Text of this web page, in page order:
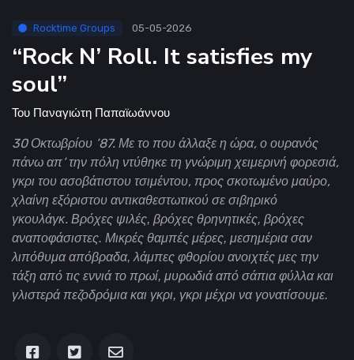
Rocktime Groups 05-05-2026
“Rock N’ Roll. It satisfies my
soul”
Του Παναγιώτη Παπαϊωάννου
30 Οκτωβρίου ’87. Με το που άλλαξε η ώρα, ο ουρανός
πάνω απ’ την πόλη ντύθηκε τη γνώριμη χειμερινή φορεσιά,
γκρι του ασοβάτιστου τσιμέντου, προς σκοτωμένο μαύρο,
χλαίνη εξόριστου αντικαθεστωτικού σε σιβηρικό
γκουλάγκ. Βρόχες ψιλές, βρόχες θρηνητικές, βρόχες
αναποφάσιστες. Μικρές θαμπές μέρες, μεσημέρια σαν
λιπόθυμα απόβραδα, λάμπες φθορίου ανοιχτές μες την
τάξη από τις εννιά το πρωί, μυρωδιά από σάπια φύλλα και
γλιστερά πεζοδρόμια και γκρι, γκρι μέχρι να γονατίσουμε.